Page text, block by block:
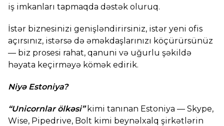
iş imkanları tapmaqda dəstək oluruq.
İstər biznesinizi genişləndirirsiniz, istər yeni ofis
açırsınız, istərsə də əməkdaşlarınızı köçürürsünüz
— biz prosesi rahat, qanuni və uğurlu şəkildə
həyata keçirməyə kömək edirik.
Niyə Estoniya?
“Unicornlar ölkəsi”kimi tanınan Estoniya — Skype,
Wise, Pipedrive, Bolt kimi beynəlxalq şirkətlərin